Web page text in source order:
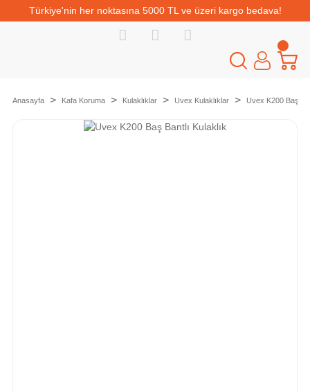
Türkiye'nin her noktasına 5000 TL ve üzeri kargo bedava!
Anasayfa Kafa Koruma Kulaklıklar Uvex Kulaklıklar Uvex K200 Baş